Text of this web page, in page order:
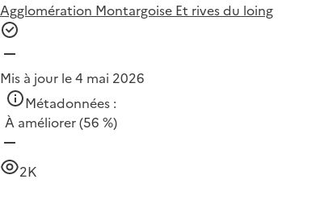
Agglomération Montargoise Et rives du loing
Mis à jour le 4 mai 2026
Métadonnées :
À améliorer(56 %)
2K